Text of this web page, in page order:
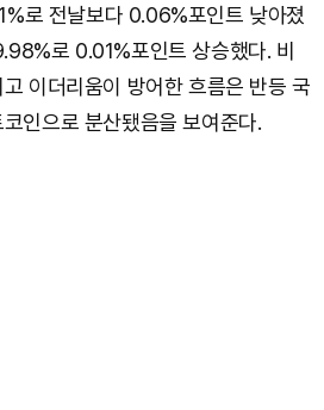
로 전날보다 0.06%포인트 낮아졌
로 0.01%포인트 상승했다. 비
이더리움이 방어한 흐름은 반등 국
인으로 분산됐음을 보여준다.